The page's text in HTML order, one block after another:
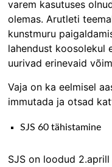
varem kasutuses
olemas. Arutleti
kunstmuru
lahendust koosolekul
uurivad erinevaid
Vaja on ka eelmisel
immutada ja otsad
SJS 60 tähistamine
SJS on loodud 2.aprill